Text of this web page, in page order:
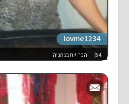
lovme1234
54 הכרויות בנתניה